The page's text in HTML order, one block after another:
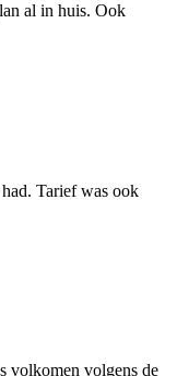
al in huis. Ook
Tarief was ook
volkomen volgens de